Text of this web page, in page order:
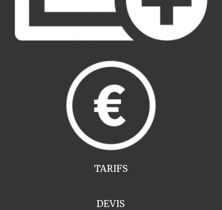
TARIFS
DEVIS